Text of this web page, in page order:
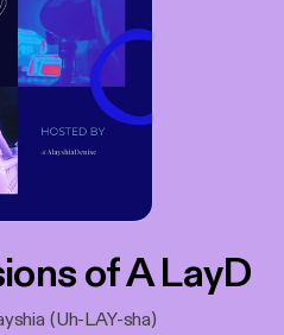
of A LayD
(Uh-LAY-sha)